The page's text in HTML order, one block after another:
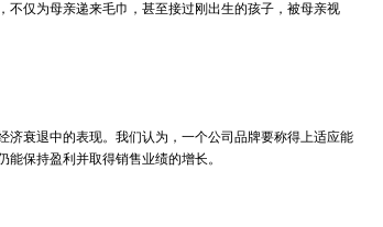
仅为母亲递来毛巾，甚至接过刚出生的孩子，被母亲视
衰退中的表现。我们认为，一个公司品牌要称得上适应能
能保持盈利并取得销售业绩的增长。